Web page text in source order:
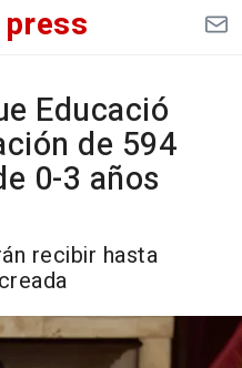
press
Educació
de 594
0-3 años
recibir hasta